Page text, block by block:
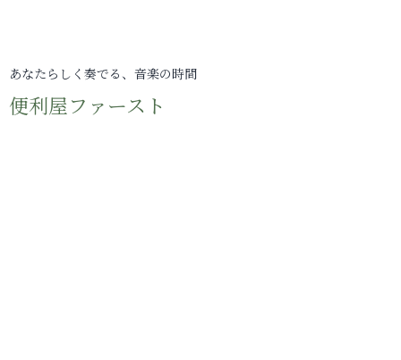
あなたらしく奏でる、音楽の時間
便利屋ファースト